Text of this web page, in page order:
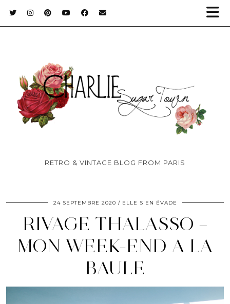
RETRO & VINTAGE BLOG FROM PARIS
24 SEPTEMBRE 2020 ELLE S'EN ÉVADE
RIVAGE THALASSO –
MON WEEK-END A LA
BAULE